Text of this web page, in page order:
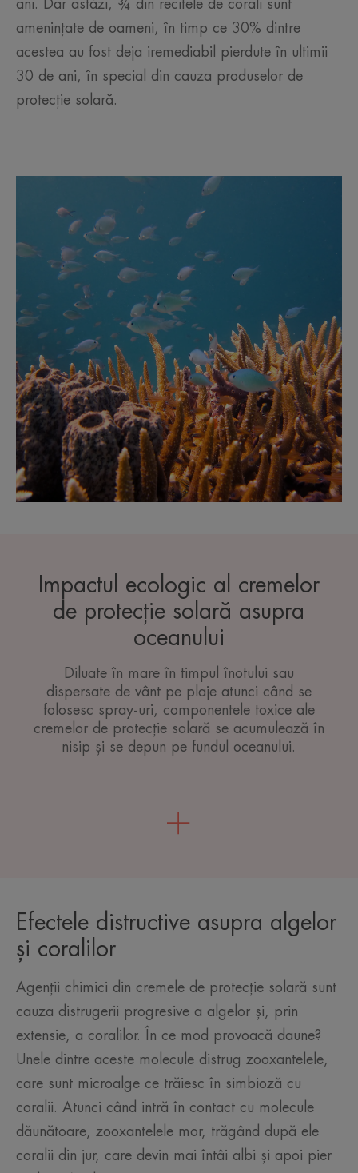
ani. Dar astăzi, ¾ din recifele de corali sunt
amenințate de oameni, în timp ce 30% dintre
acestea au fost deja iremediabil pierdute în ultimii
30 de ani, în special din cauza produselor de
protecție solară.
Impactul ecologic al cremelor
de protecție solară asupra
oceanului
Diluate în mare în timpul înotului sau
dispersate de vânt pe plaje atunci când se
folosesc spray-uri, componentele toxice ale
cremelor de protecție solară se acumulează în
nisip și se depun pe fundul oceanului.
Efectele distructive asupra algelor
și coralilor
Agenții chimici din cremele de protecție solară sunt
cauza distrugerii progresive a algelor și, prin
extensie, a coralilor. În ce mod provoacă daune?
Unele dintre aceste molecule distrug zooxantelele,
care sunt microalge ce trăiesc în simbioză cu
coralii. Atunci când intră în contact cu molecule
dăunătoare, zooxantelele mor, trăgând după ele
coralii din jur, care devin mai întâi albi și apoi pier